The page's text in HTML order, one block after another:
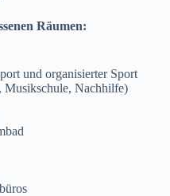
Räumen:
und organisierter Sport
Musikschule, Nachhilfe)